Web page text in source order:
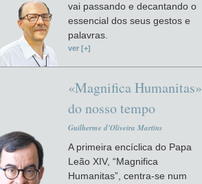
vai passando e decantando o
essencial dos seus gestos e
palavras.
ver [+]
«Magnifica Humanitas»
do nosso tempo
Guilherme d'Oliveira Martins
A primeira encíclica do Papa
Leão XIV, “Magnifica
Humanitas”, centra-se num